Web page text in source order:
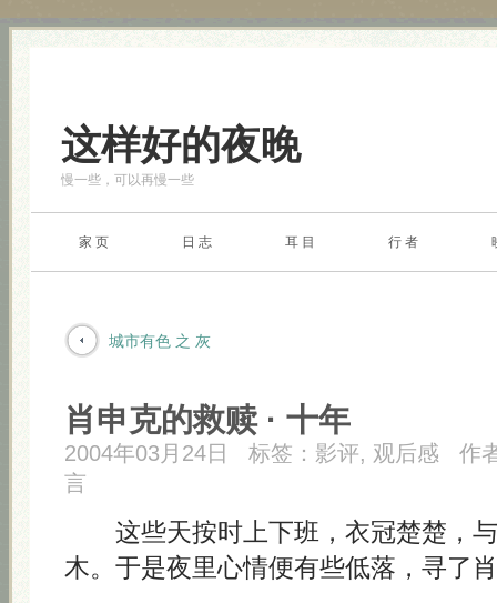
这样好的夜晚
慢一些，可以再慢一些
家 页 日 志 耳 目 行 者
城市有色 之 灰
肖申克的救赎 · 十年
2004年03月24日 标签： 影评, 观后感
作
言
这些天按时上下班，衣冠楚楚，与
木。于是夜里心情便有些低落，寻了